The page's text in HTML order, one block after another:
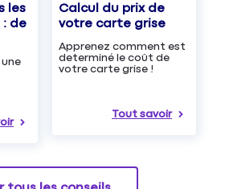
les
: de
Calcul du prix de
votre carte grise
Apprenez comment est
determiné le coût de
votre carte grise !
Tout savoir